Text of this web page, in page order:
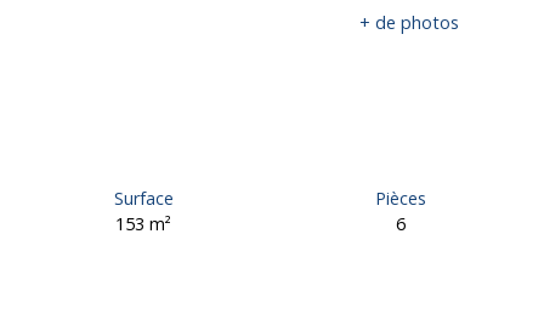
+ de photos
Surface
153m²
Pièces
6